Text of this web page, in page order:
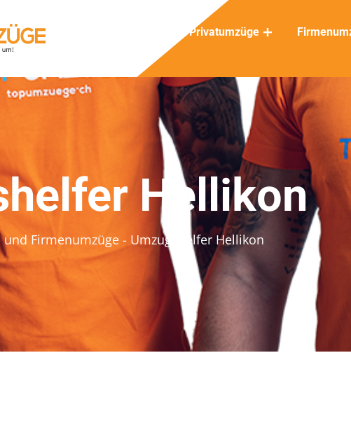
Privatumzüge
Hellikon
und Firmenumzüge - Umzugshelfer Hellikon